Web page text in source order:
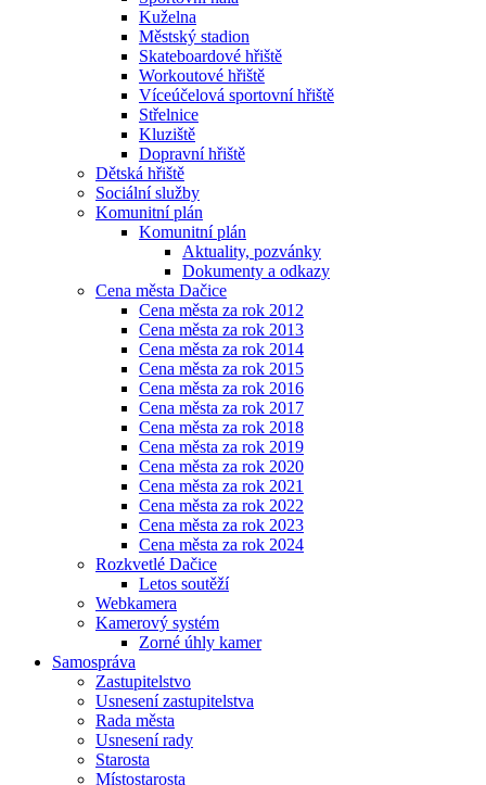
Kuželna
Městský stadion
Skateboardové hřiště
Workoutové hřiště
Víceúčelová sportovní hřiště
Střelnice
Kluziště
Dopravní hřiště
Dětská hřiště
Sociální služby
Komunitní plán
Komunitní plán
Aktuality, pozvánky
Dokumenty a odkazy
Cena města Dačice
Cena města za rok 2012
Cena města za rok 2013
Cena města za rok 2014
Cena města za rok 2015
Cena města za rok 2016
Cena města za rok 2017
Cena města za rok 2018
Cena města za rok 2019
Cena města za rok 2020
Cena města za rok 2021
Cena města za rok 2022
Cena města za rok 2023
Cena města za rok 2024
Rozkvetlé Dačice
Letos soutěží
Webkamera
Kamerový systém
Zorné úhly kamer
Samospráva
Zastupitelstvo
Usnesení zastupitelstva
Rada města
Usnesení rady
Starosta
Místostarosta